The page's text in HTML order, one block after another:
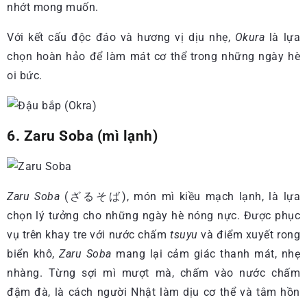
nhớt mong muốn.
Với kết cấu độc đáo và hương vị dịu nhẹ, Okura là lựa
chọn hoàn hảo để làm mát cơ thể trong những ngày hè
oi bức.
6. Zaru Soba (mì lạnh)
Zaru Soba (ざるそば), món mì kiều mạch lạnh, là lựa
chọn lý tưởng cho những ngày hè nóng nực. Được phục
vụ trên khay tre với nước chấmtsuyu và điểm xuyết rong
biển khô, Zaru Soba mang lại cảm giác thanh mát, nhẹ
nhàng. Từng sợi mì mượt mà, chấm vào nước chấm
đậm đà, là cách người Nhật làm dịu cơ thể và tâm hồn